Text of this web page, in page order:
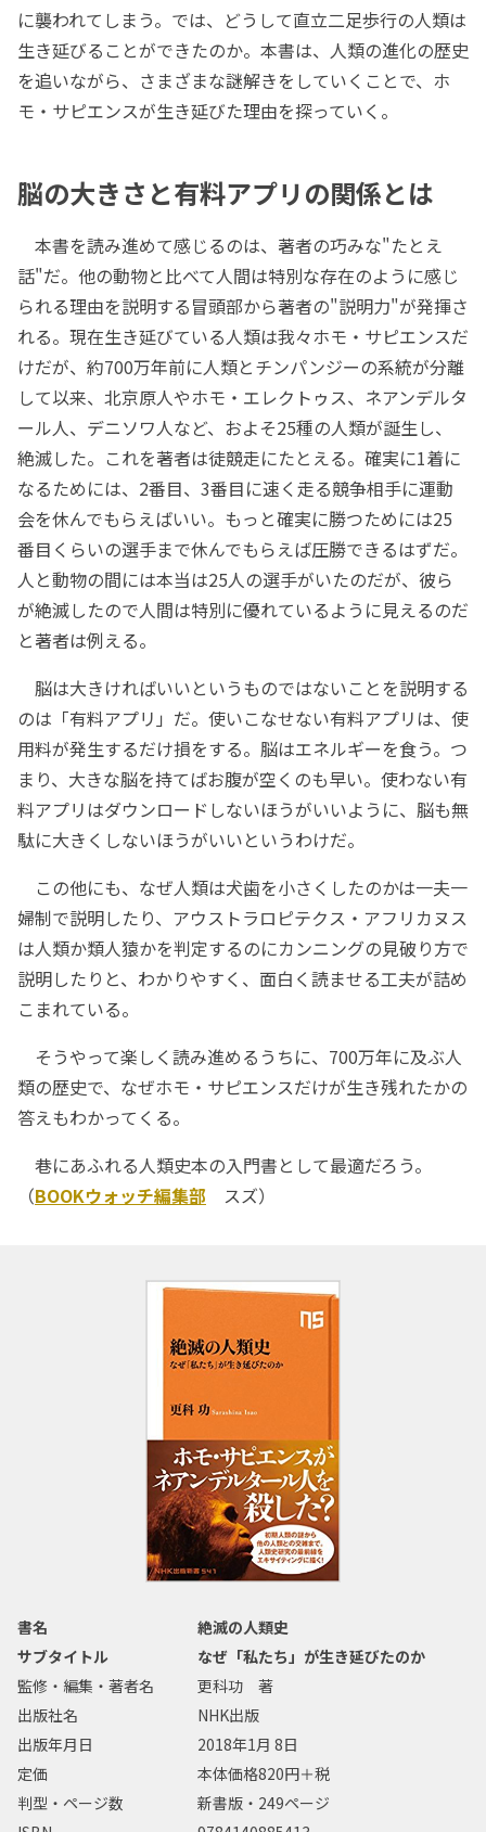
に襲われてしまう。では、どうして直立二足歩行の人類は
生き延びることができたのか。本書は、人類の進化の歴史
を追いながら、さまざまな謎解きをしていくことで、ホ
モ・サピエンスが生き延びた理由を探っていく。
脳の大きさと有料アプリの関係とは
本書を読み進めて感じるのは、著者の巧みな"たとえ
話"だ。他の動物と比べて人間は特別な存在のように感じ
られる理由を説明する冒頭部から著者の"説明力"が発揮さ
れる。現在生き延びている人類は我々ホモ・サピエンスだ
けだが、約700万年前に人類とチンパンジーの系統が分離
して以来、北京原人やホモ・エレクトゥス、ネアンデルタ
ール人、デニソワ人など、およそ25種の人類が誕生し、
絶滅した。これを著者は徒競走にたとえる。確実に1着に
なるためには、2番目、3番目に速く走る競争相手に運動
会を休んでもらえばいい。もっと確実に勝つためには25
番目くらいの選手まで休んでもらえば圧勝できるはずだ。
人と動物の間には本当は25人の選手がいたのだが、彼ら
が絶滅したので人間は特別に優れているように見えるのだ
と著者は例える。
脳は大きければいいというものではないことを説明する
のは「有料アプリ」だ。使いこなせない有料アプリは、使
用料が発生するだけ損をする。脳はエネルギーを食う。つ
まり、大きな脳を持てばお腹が空くのも早い。使わない有
料アプリはダウンロードしないほうがいいように、脳も無
駄に大きくしないほうがいいというわけだ。
この他にも、なぜ人類は犬歯を小さくしたのかは一夫一
婦制で説明したり、アウストラロピテクス・アフリカヌス
は人類か類人猿かを判定するのにカンニングの見破り方で
説明したりと、わかりやすく、面白く読ませる工夫が詰め
こまれている。
そうやって楽しく読み進めるうちに、700万年に及ぶ人
類の歴史で、なぜホモ・サピエンスだけが生き残れたかの
答えもわかってくる。
巷にあふれる人類史本の入門書として最適だろう。
（BOOKウォッチ編集部 スズ）
書名
絶滅の人類史
サブタイトル
なぜ「私たち」が生き延びたのか
監修・編集・著者名
更科功 著
出版社名
NHK出版
出版年月日
2018年1月 8日
定価
本体価格820円＋税
判型・ページ数
新書版・249ページ